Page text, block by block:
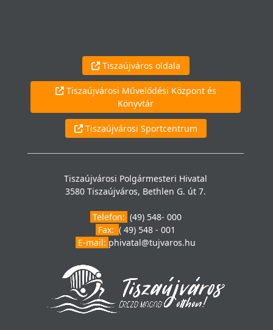
Tiszaújváros oldala
Tiszaújvárosi Művelődési Központ és
Könyvtár
Tiszaújvárosi Sportcentrum
Tiszaújvárosi Polgármesteri Hivatal
3580 Tiszaújváros, Bethlen G. út 7.
Telefon: (49) 548- 000
Fax: ( 49) 548 - 001
E-mail: phivatal@tujvaros.hu